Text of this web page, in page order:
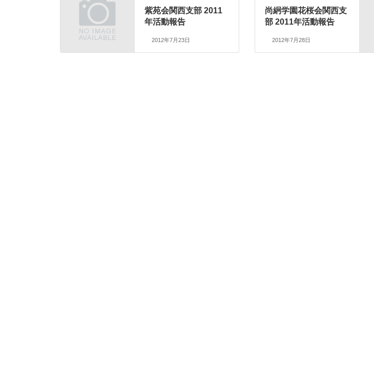
紫苑会関西支部 2011
年活動報告
2012年7月23日
尚絅学園花桜会関西支
部 2011年活動報告
2012年7月28日